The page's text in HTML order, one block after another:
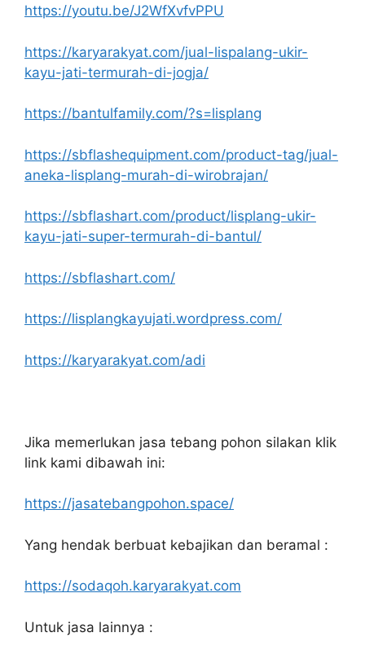
https://youtu.be/J2WfXvfvPPU
https://karyarakyat.com/jual-lispalang-ukir-
kayu-jati-termurah-di-jogja/
https://bantulfamily.com/?s=lisplang
https://sbflashequipment.com/product-tag/jual-
aneka-lisplang-murah-di-wirobrajan/
https://sbflashart.com/product/lisplang-ukir-
kayu-jati-super-termurah-di-bantul/
https://sbflashart.com/
https://lisplangkayujati.wordpress.com/
https://karyarakyat.com/adi
Jika memerlukan jasa tebang pohon silakan klik
link kami dibawah ini:
https://jasatebangpohon.space/
Yang hendak berbuat kebajikan dan beramal :
https://sodaqoh.karyarakyat.com
Untuk jasa lainnya :